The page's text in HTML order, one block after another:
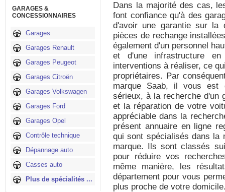
GARAGES &
CONCESSIONNAIRES
Garages
Garages Renault
Garages Peugeot
Garages Citroën
Garages Volkswagen
Garages Ford
Garages Opel
Contrôle technique
Dépannage auto
Casses auto
Plus de spécialités ...
Dans la majorité des cas,
font confiance qu'à des
d'avoir une garantie sur la
pièces de rechange
également d'un personnel
et d'une infrastructure
interventions à réaliser, ce
propriétaires. Par
marque Saab, il vous est
sérieux, à la recherche d'un
et la réparation de votre
appréciable dans la
présent annuaire en ligne
qui sont spécialisés dans la
marque. Ils sont classés
pour réduire vos
même manière, les
département pour vous
plus proche de votre